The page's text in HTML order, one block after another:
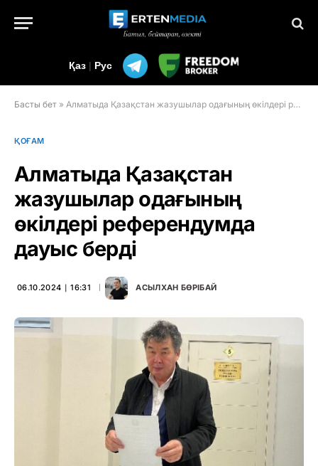
Қаз | Рус
Басты бет » Алматыда Қазақстан жазушылар одағының өкілдері референдумда дауыс берді
ҚОҒАМ
Алматыда Қазақстан
жазушылар одағының
өкілдері референдумда
дауыс берді
06.10.2024 ∣ 16:31 АСЫЛХАН БӨРІБАЙ